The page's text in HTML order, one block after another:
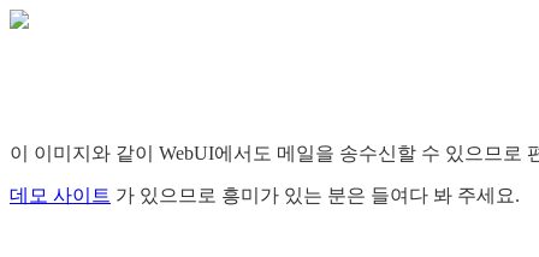
이 이미지와 같이 WebUI에서도 메일을 송수신할 수 있으므로
데모 사이트 가 있으므로 흥미가 있는 분은 들여다 봐 주세요.